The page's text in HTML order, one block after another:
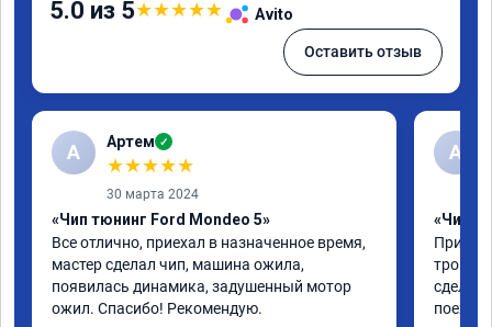
5.0 из 5★★★★★ Avito
Оставить отзыв
А Артем ✓
★★★★★
30 марта 2024
«Чип тюнинг Ford Mondeo 5»
Все отлично, приехал в назначенное время,
мастер сделал чип, машина ожила,
появилась динамика, задушенный мотор
ожил. Спасибо! Рекомендую.
А
«Чип
троила